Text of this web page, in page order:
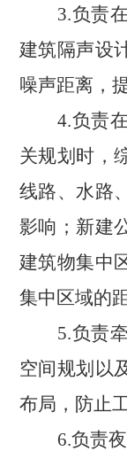
3.负责
建筑隔声设
噪声距离，
4.负责
关规划时，
线路、水路
影响；新建
建筑物集中
集中区域的
5.负责
空间规划以
布局，防止
6.负责